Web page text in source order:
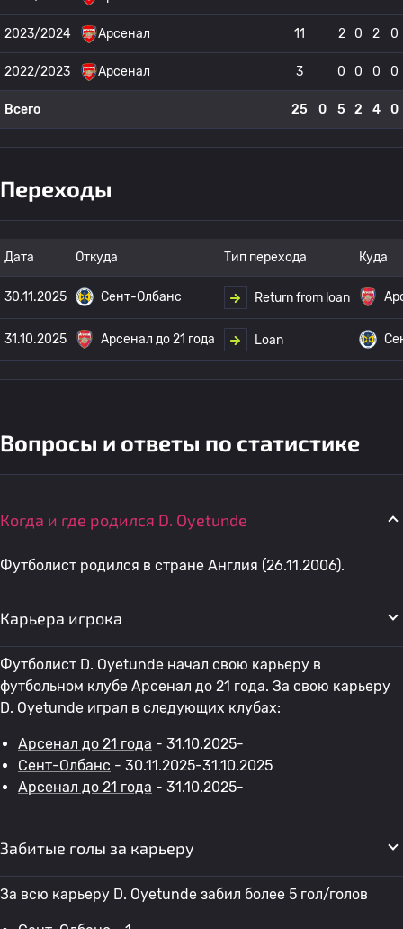
2023/2024 Арсенал 11 2 0 2 0
2022/2023 Арсенал 3 0 0 0 0
Всего 25 0 5 2 4 0
Переходы
Дата Откуда Тип перехода Куда
30.11.2025 Сент-Олбанс Return from loan
31.10.2025 Арсенал до 21 года Loan
Вопросы и ответы по статистике
Когда и где родился D. Oyetunde
Футболист родился в стране Англия (26.11.2006).
Карьера игрока
Футболист D. Oyetunde начал свою карьеру в
футбольном клубе Арсенал до 21 года. За свою карьеру
D. Oyetunde играл в следующих клубах:
Арсенал до 21 года - 31.10.2025-
Сент-Олбанс - 30.11.2025-31.10.2025
Арсенал до 21 года - 31.10.2025-
Забитые голы за карьеру
За всю карьеру D. Oyetunde забил более 5 гол/голов